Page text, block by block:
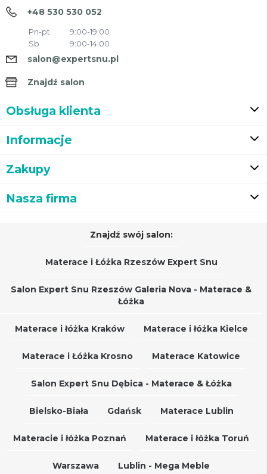
+48 530 530 052
Pn-pt
9:00-19:00
Sb
9:00-14:00
salon@expertsnu.pl
Znajdź salon
Obsługa klienta
Informacje
Zakupy
Nasza firma
Znajdź swój salon:
Materace i Łóżka Rzeszów Expert Snu
Salon Expert Snu Rzeszów Galeria Nova - Materace &
Łóżka
Materace i łóżka Kraków Materace i łóżka Kielce
Materace i Łóżka Krosno Materace Katowice
Salon Expert Snu Dębica - Materace & Łóżka
Bielsko-Biała Gdańsk Materace Lublin
Materacie i łóżka Poznań Materace i łóżka Toruń
Warszawa Lublin - Mega Meble